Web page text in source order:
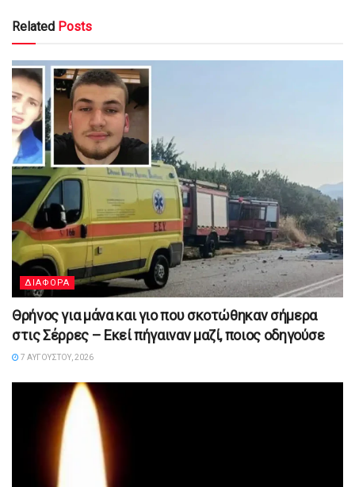
Related Posts
ΔΙΑΦΟΡΑ
Θρήνος για μάνα και γιο που σκοτώθηκαν σήμερα
στις Σέρρες – Εκεί πήγαιναν μαζί, ποιος οδηγούσε
7 ΑΥΓΟΎΣΤΟΥ, 2026